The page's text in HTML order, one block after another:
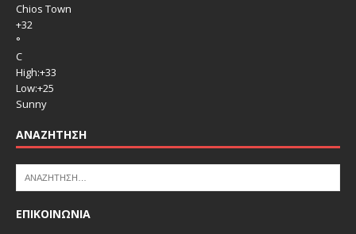
Chios Town
+32
°
C
High:+33
Low:+25
Sunny
ΑΝΑΖΉΤΗΣΗ
ΕΠΙΚΟΙΝΩΝΙΑ